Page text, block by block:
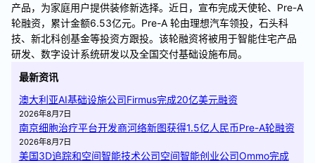
产品，为家庭用户提供装修新选择。近日，宣布完成天使轮、Pre-A
轮融资，累计金额6.53亿元。Pre-A 轮由理想汽车领投，石头科
技、新北科创基金等投资方跟投。该轮融资将被用于智能住宅产品
研发、数字设计系统研发以及全国交付基础设施布局。
最新资讯
澳大利亚AI基础设施公司Firmus完成20亿美元融资
2026年8月7日
南京细胞治疗平台开发商河络新图获得1.5亿人民币Pre-A轮融资
2026年8月7日
美国3D追踪和空间智能技术公司空间智能创业公司Ommo完成